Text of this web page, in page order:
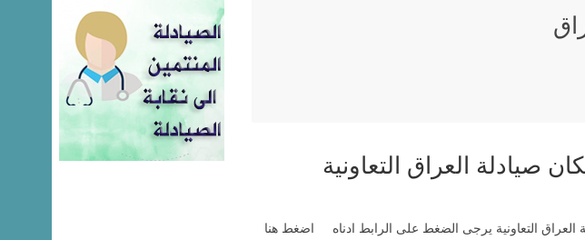
صيادلة العراق التعاونية
العراق التعاونية يرجى الضغط على الرابط ادناه اضغط هنا